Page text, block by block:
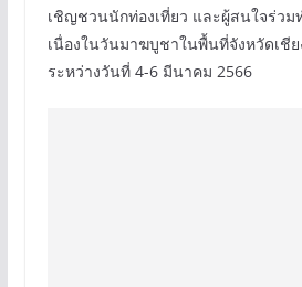
เชิญชวนนักท่องเที่ยว และผู้สนใจร่ว
เนื่องในวันมาฆบูชาในพื้นที่จังหวัดเชีย
ระหว่างวันที่ 4-6 มีนาคม 2566